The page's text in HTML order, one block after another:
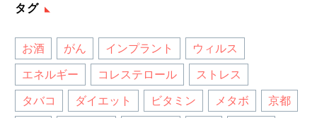
タグ
お酒 がん インプラント
ウィルス
エネルギー
コレステロール
ストレス
タバコ
ダイエット ビタミン メタボ
京都